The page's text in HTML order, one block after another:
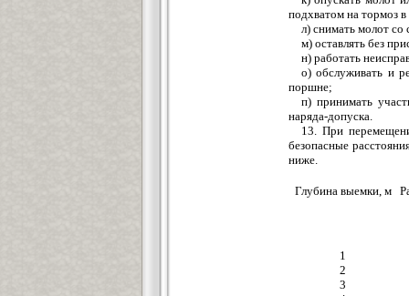
подхватом на тормоз в
л) снимать молот со
м) оставлять без
н) работать
о) обслуживать и
поршне;
п) принимать
наряда-допуска.
13. При
безопасные
ниже.
Глубина выемки, м
1
2
3